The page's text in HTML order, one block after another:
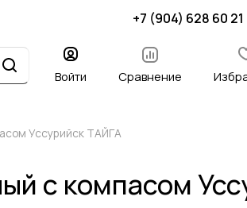
+7 (904) 628 60 21
Войти Сравнение
Уссурийск ТАЙГА
с компасом